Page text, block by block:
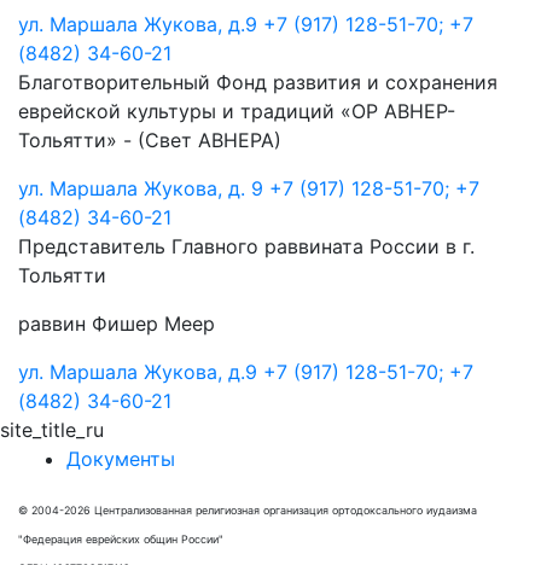
ул. Маршала Жукова, д.9 +7 (917) 128-51-70; +7
(8482) 34-60-21
Благотворительный Фонд развития и сохранения
еврейской культуры и традиций «ОР АВНЕР-
Тольятти» - (Свет АВНЕРА)
ул. Маршала Жукова, д. 9 +7 (917) 128-51-70; +7
(8482) 34-60-21
Представитель Главного раввината России в г.
Тольятти
раввин Фишер Меер
ул. Маршала Жукова, д.9 +7 (917) 128-51-70; +7
(8482) 34-60-21
site_title_ru
Документы
© 2004-2026 Централизованная религиозная организация ортодоксального иудаизма
"Федерация еврейских общин России"